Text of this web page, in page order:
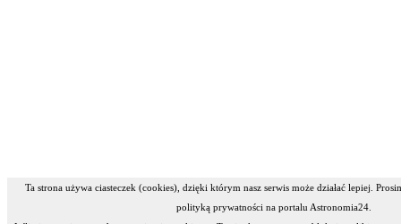
Ta strona używa ciasteczek (cookies), dzięki którym nasz serwis może działać lepiej.
polityką prywatności na portalu Astronomia24.